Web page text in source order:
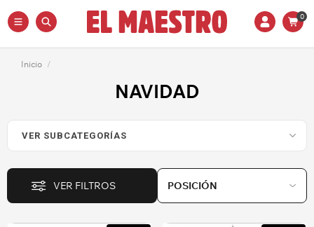
0
Inicio /
NAVIDAD
VER FILTROS